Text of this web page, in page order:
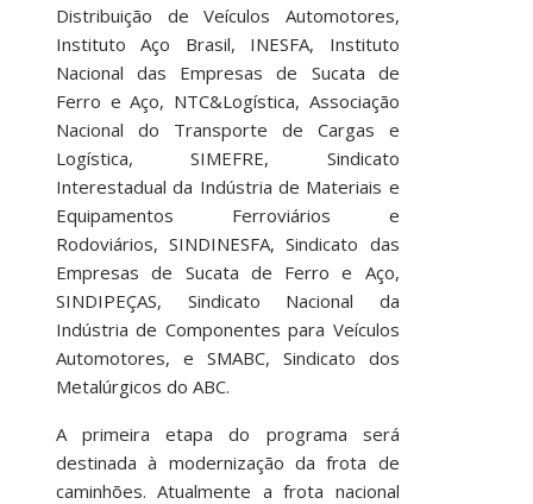
Distribuição de Veículos Automotores,
Instituto Aço Brasil, INESFA, Instituto
Nacional das Empresas de Sucata de
Ferro e Aço, NTC&Logística, Associação
Nacional do Transporte de Cargas e
Logística, SIMEFRE, Sindicato
Interestadual da Indústria de Materiais e
Equipamentos Ferroviários e
Rodoviários, SINDINESFA, Sindicato das
Empresas de Sucata de Ferro e Aço,
SINDIPEÇAS, Sindicato Nacional da
Indústria de Componentes para Veículos
Automotores, e SMABC, Sindicato dos
Metalúrgicos do ABC.
A primeira etapa do programa será
destinada à modernização da frota de
caminhões. Atualmente a frota nacional